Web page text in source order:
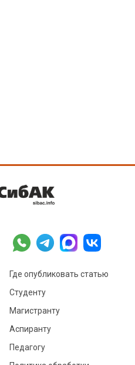
Где опубликовать статью
Студенту
Магистранту
Аспиранту
Педагогу